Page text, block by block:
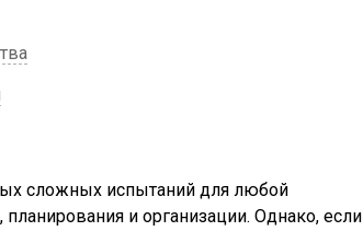
сложных испытаний для любой
и организации. Однако, если